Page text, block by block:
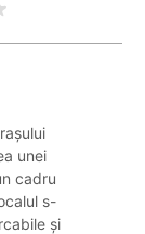
unei
cadru
s-
și